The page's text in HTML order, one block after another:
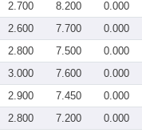
2.700 8.200 0.000
2.600 7.700 0.000
2.800 7.500 0.000
3.000 7.600 0.000
2.900 7.450 0.000
2.800 7.200 0.000